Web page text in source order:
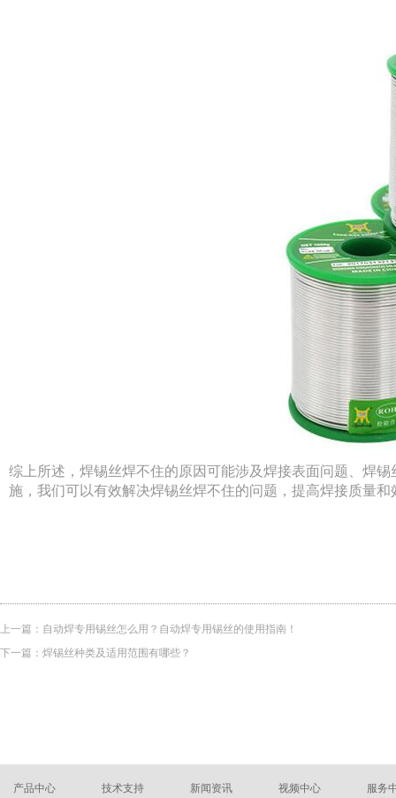
综上所述，焊锡丝焊不住的原因可能涉及焊接表面问题、焊
施，我们可以有效解决焊锡丝焊不住的问题，提高焊接质量和
上一篇： 自动焊专用锡丝怎么用？自动焊专用锡丝的使用指南！
下一篇： 焊锡丝种类及适用范围有哪些？
产品中心
技术支持
新闻资讯
视频中心
服务